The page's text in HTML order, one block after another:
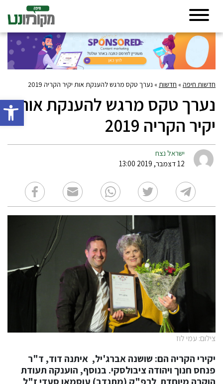
פתח
חדשות חיפה» חדשות» נערך טקס מרגש להענקת אות יקיר הקריה 2019
נערך טקס מרגש להענקת אות
יקיר הקריה 2019
ישראל נצח
12 דצמבר, 2019 13:00
צילום: עמי לוז
יקירי הקריה הם: שושנה אברג'יל, איתנה דוד, ד"ר
פנחס חנוך ויהודה ציבולסקי. בנוסף, הוענקה תעודת